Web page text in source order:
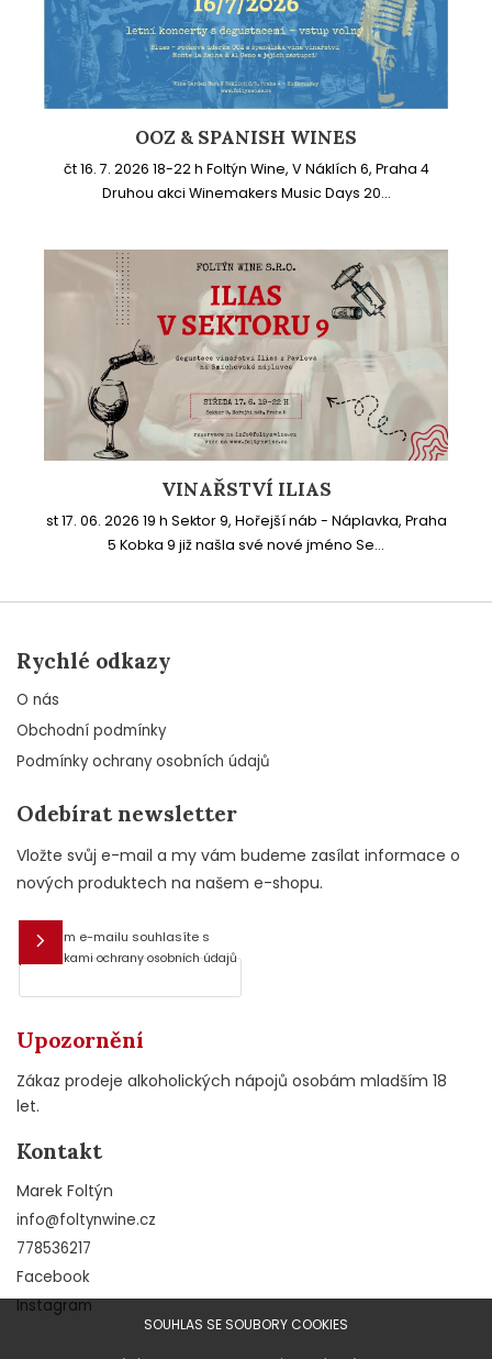
SOUHLAS SE SOUBORY COOKIES
OOZ & SPANISH WINES
čt 16. 7. 2026 18-22 h Foltýn Wine, V Náklích 6, Praha 4
Druhou akci Winemakers Music Days 20...
VINAŘSTVÍ ILIAS
st 17. 06. 2026 19 h Sektor 9, Hořejší náb - Náplavka, Praha
5 Kobka 9 již našla své nové jméno Se...
Rychlé odkazy
O nás
Obchodní podmínky
Podmínky ochrany osobních údajů
Odebírat newsletter
Vložte svůj e-mail a my vám budeme zasílat informace o
nových produktech na našem e-shopu.
E-mail
Vložením e-mailu souhlasíte s
podmínkami ochrany osobních údajů
Upozornění
Zákaz prodeje alkoholických nápojů osobám mladším 18
let.
Kontakt
Marek Foltýn
info@foltynwine.cz
778536217
Facebook
Instagram